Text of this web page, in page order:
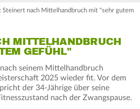
Steinert nach Mittelhandbruch mit "sehr gutem
MITTELHANDBRUCH
GEFÜHL"
seinem Mittelhandbruch
2025 wieder fit. Vor dem
der 34-Jährige über seine
nach der Zwangspause.